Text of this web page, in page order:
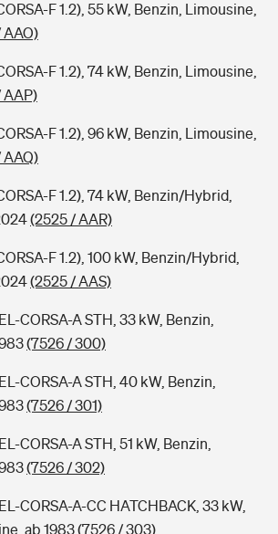
F 1.2), 55 kW, Benzin, Limousine,
AAO)
F 1.2), 74 kW, Benzin, Limousine,
AAP)
F 1.2), 96 kW, Benzin, Limousine,
AAQ)
F 1.2), 74 kW, Benzin/Hybrid,
(2525 / AAR)
F 1.2), 100 kW, Benzin/Hybrid,
(2525 / AAS)
CORSA-A STH, 33 kW, Benzin,
(7526 / 300)
CORSA-A STH, 40 kW, Benzin,
(7526 / 301)
CORSA-A STH, 51 kW, Benzin,
(7526 / 302)
CORSA-A-CC HATCHBACK, 33 kW,
ab 1983(7526 / 303)